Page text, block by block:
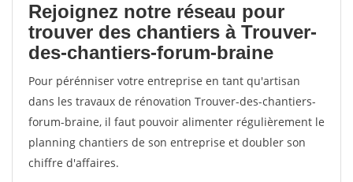
Rejoignez notre réseau pour
trouver des chantiers à Trouver-
des-chantiers-forum-braine
Pour pérénniser votre entreprise en tant qu'artisan
dans les travaux de rénovation Trouver-des-chantiers-
forum-braine, il faut pouvoir alimenter régulièrement le
planning chantiers de son entreprise et doubler son
chiffre d'affaires.